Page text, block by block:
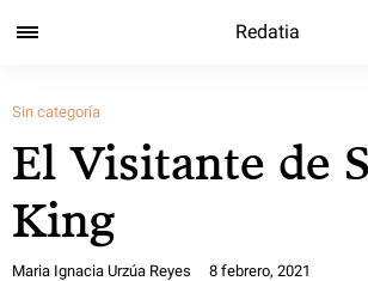
Redatia
Sin categoría
El Visitante de
King
Maria Ignacia Urzúa Reyes 8 febrero, 2021